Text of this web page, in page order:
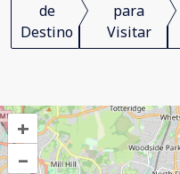
de
Destino
para
Visitar
+
–